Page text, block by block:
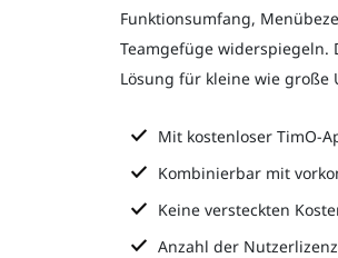
Funktionsumfang,
Teamgefüge widerspiegeln.
Lösung für kleine wie große
Mit kostenloser TimO-
Kombinierbar mit
Keine versteckten
Anzahl der